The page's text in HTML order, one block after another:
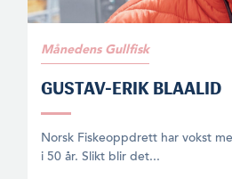
Månedens Gullfisk
GUSTAV-ERIK BLAALID
Norsk Fiskeoppdrett har vokst
i 50 år. Slikt blir det...